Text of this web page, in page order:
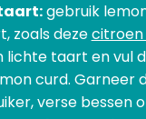
gebruik
zoals dezecitroen
lichte taart en vul
curd. Garneer
verse bessen